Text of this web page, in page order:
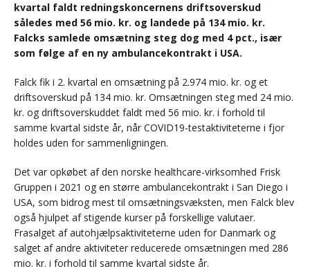
kvartal faldt redningskoncernens driftsoverskud
således med 56 mio. kr. og landede på 134 mio. kr.
Falcks samlede omsætning steg dog med 4 pct., især
som følge af en ny ambulancekontrakt i USA.
Falck fik i 2. kvartal en omsætning på 2.974 mio. kr. og et
driftsoverskud på 134 mio. kr. Omsætningen steg med 24 mio.
kr. og driftsoverskuddet faldt med 56 mio. kr. i forhold til
samme kvartal sidste år, når COVID19-testaktiviteterne i fjor
holdes uden for sammenligningen.
Det var opkøbet af den norske healthcare-virksomhed Frisk
Gruppen i 2021 og en større ambulancekontrakt i San Diego i
USA, som bidrog mest til omsætningsvæksten, men Falck blev
også hjulpet af stigende kurser på forskellige valutaer.
Frasalget af autohjælpsaktiviteterne uden for Danmark og
salget af andre aktiviteter reducerede omsætningen med 286
mio. kr. i forhold til samme kvartal sidste år.